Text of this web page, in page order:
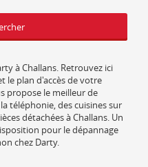
à Challans. Retrouvez ici
le plan d'accès de votre
propose le meilleur de
téléphonie, des cuisines sur
détachées à Challans. Un
pour le dépannage
chez Darty.